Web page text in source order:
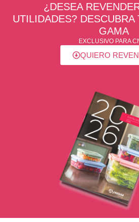
¿DESEA
UTILIDADES? DESCUBRA
GAMA
EXCLUSIVO PARA
QUIERO